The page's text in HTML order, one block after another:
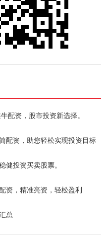
配资，股市投资新选择。
配资，助您轻松实现投资目标
健投资买卖股票。
资，精准亮资，轻松盈利
总